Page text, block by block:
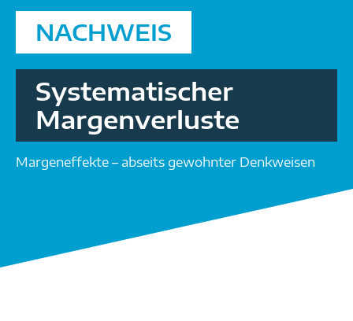
NACHWEIS
Systemat­ischer
Margen­verluste
Margeneffekte – abseits gewohnter Denkweisen